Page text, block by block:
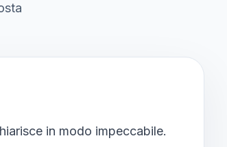
in modo impeccabile.